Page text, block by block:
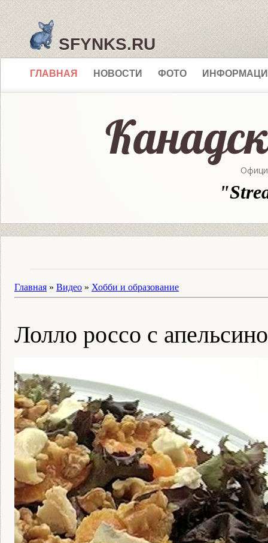
SFYNKS.RU
ГЛАВНАЯ НОВОСТИ ФОТО
Главная » Видео » Хобби и образование
Лолло россо с